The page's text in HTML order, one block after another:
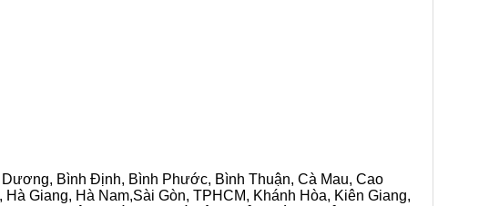
Bình Định, Bình Phước, Bình Thuận, Cà Mau, Cao
Giang, Hà Nam,Sài Gòn, TPHCM, Khánh Hòa, Kiên Giang,